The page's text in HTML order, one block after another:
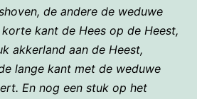
de andere de weduwe
kant de Hees op de Heest,
akkerland aan de Heest,
lange kant met de weduwe
En nog een stuk op het